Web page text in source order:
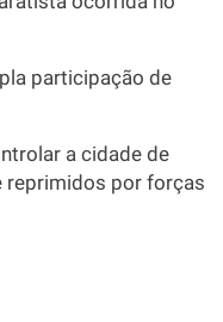
participação de
a cidade de
reprimidos por forças